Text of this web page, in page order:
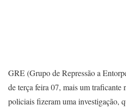
GRE (Grupo de Repressão a
de terça feira 07, mais um traficante
policiais fizeram uma investigação,